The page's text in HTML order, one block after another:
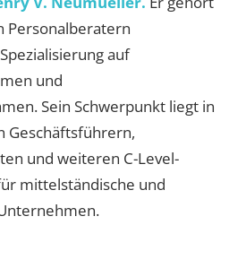
Personalberatern
auf
und
Sein Schwerpunkt liegt in
Geschäftsführern,
und weiteren C-Level-
mittelständische und